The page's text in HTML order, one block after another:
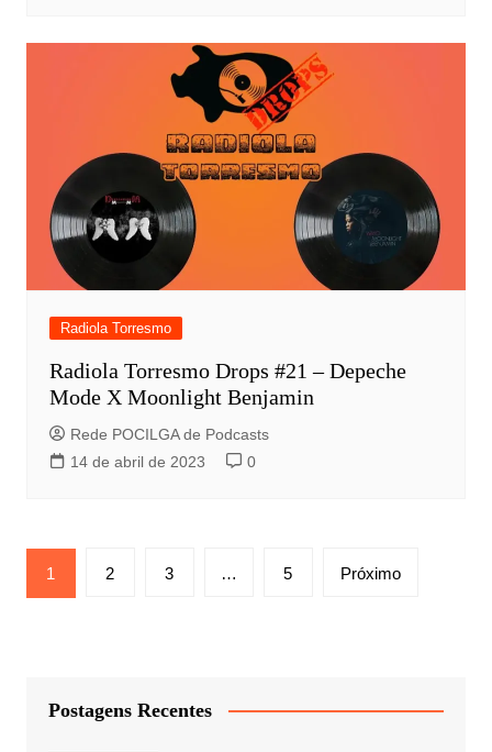
Radiola Torresmo
Radiola Torresmo Drops #21 – Depeche
Mode X Moonlight Benjamin
Rede POCILGA de Podcasts
14 de abril de 2023
0
Paginação
de
1 2 3 … 5 Próximo
Postagens Recentes